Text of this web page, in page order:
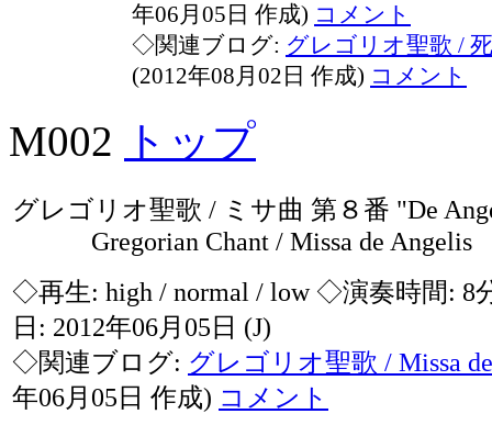
年06月05日 作成) コメント
◇関連ブログ: グレゴリオ聖歌 /
(2012年08月02日 作成) コメント
M002 トップ
グレゴリオ聖歌 / ミサ曲 第８番 "De
Gregorian Chant / Missa de Angelis
◇再生: high / normal / low ◇演奏時間: 8
日: 2012年06月05日 (J)
◇関連ブログ: グレゴリオ聖歌 / Missa
年06月05日 作成) コメント